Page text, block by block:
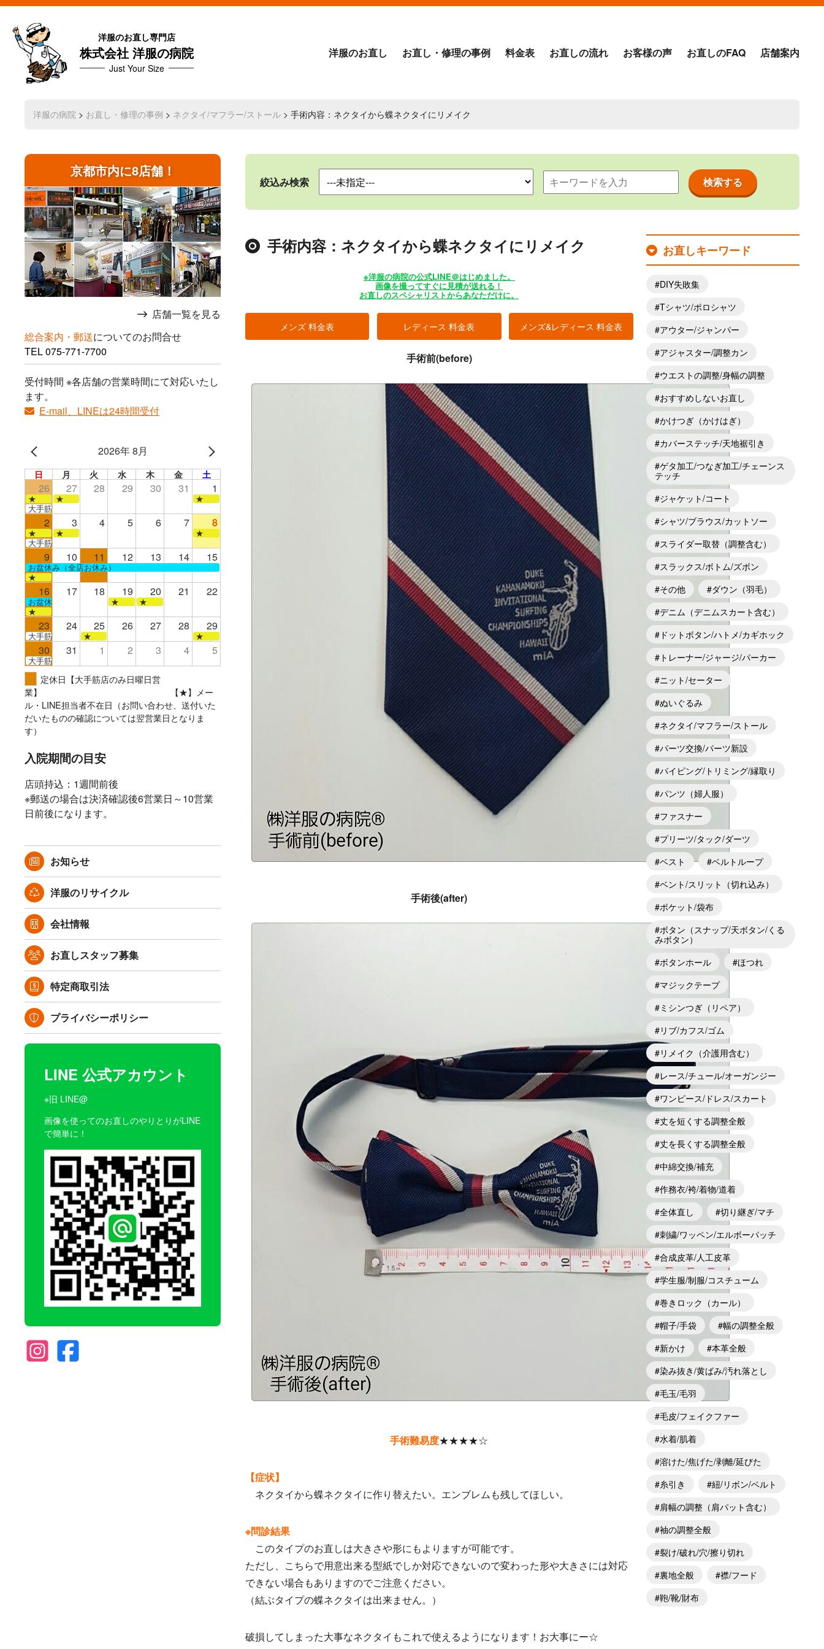
洋服のお直し専門店
株式会社 洋服の病院
Just Your Size
洋服のお直し お直し・修理の事例 料金表 お直しの流れ お客様の声 お直しのFAQ 店舗案内
洋服の病院 > お直し・修理の事例 > ネクタイ/マフラー/ストール > 手術内容：ネクタイから蝶ネクタイにリメイク
京都市内に8店舗！
店舗一覧を見る
総合案内・郵送についてのお問合せ
TEL075-771-7700
受付時間 ※各店舗の営業時間にて対応いたし
ます。
E-mail、LINEは24時間受付
2026年 8月
日 月 火 水 木 金 土
26 27 28 29 30 31 1
★ ★
★
大手筋店のみ営業
2 3 4 5 6 7 8
★ ★
★
大手筋
9 10 11 12 13 14 15
お盆休み（全店お休み）
★
16 17 18 19 20 21 22
お盆休み（全店お休み）★
★
★
23 24 25 26 27 28 29
大手筋 ★ ★
30 31 1 2 3 4 5
大手筋
定休日【大手筋店のみ日曜日営
業】 【★】メー
ル・LINE担当者不在日（お問い合わせ、送付いた
だいたものの確認については翌営業日となりま
す）
入院期間の目安
店頭持込：1週間前後
※郵送の場合は決済確認後6営業日～10営業
日前後になります。
お知らせ
洋服のリサイクル
会社情報
お直しスタッフ募集
特定商取引法
プライバシーポリシー
LINE 公式アカウント
※旧 LINE@
画像を使ってのお直しのやりとりがLINE
で簡単に！
絞込み検索
手術内容：ネクタイから蝶ネクタイにリメイク
※洋服の病院の公式LINE＠はじめました。
画像を撮ってすぐに見積が送れる！
お直しのスペシャリストからあなただけに。
メンズ 料金表 レディース 料金表 メンズ&レディース 料金表
手術前(before)
手術後(after)
手術難易度★★★★☆
【症状】
ネクタイから蝶ネクタイに作り替えたい。エンブレムも残してほしい。
※問診結果
このタイプのお直しは大きさや形にもよりますが可能です。
ただし、こちらで用意出来る型紙でしか対応できないので変わった形や大きさには対応
できない場合もありますのでご注意ください。
（結ぶタイプの蝶ネクタイは出来ません。）
破損してしまった大事なネクタイもこれで使えるようになります！お大事にー☆
お直しキーワード
DIY失敗集
Tシャツ/ポロシャツ
アウター/ジャンパー
アジャスター/調整カン
ウエストの調整/身幅の調整
おすすめしないお直し
かけつぎ（かけはぎ）
カバーステッチ/天地裾引き
ゲタ加工/つなぎ加工/チェーンス
テッチ
ジャケット/コート
シャツ/ブラウス/カットソー
スライダー取替（調整含む）
スラックス/ボトム/ズボン
その他
ダウン（羽毛）
デニム（デニムスカート含む）
ドットボタン/ハトメ/カギホック
トレーナー/ジャージ/パーカー
ニット/セーター
ぬいぐるみ
ネクタイ/マフラー/ストール
パーツ交換/パーツ新設
パイピング/トリミング/縁取り
パンツ（婦人服）
ファスナー
プリーツ/タック/ダーツ
ベスト
ベルトループ
ベント/スリット（切れ込み）
ポケット/袋布
ボタン（スナップ/天ボタン/くる
みボタン）
ボタンホール
ほつれ
マジックテープ
ミシンつぎ（リペア）
リブ/カフス/ゴム
リメイク（介護用含む）
レース/チュール/オーガンジー
ワンピース/ドレス/スカート
丈を短くする調整全般
丈を長くする調整全般
中綿交換/補充
作務衣/袴/着物/道着
全体直し
切り継ぎ/マチ
刺繍/ワッペン/エルボーパッチ
合成皮革/人工皮革
学生服/制服/コスチューム
巻きロック（カール）
帽子/手袋
幅の調整全般
新かけ
本革全般
染み抜き/黄ばみ/汚れ落とし
毛玉/毛羽
毛皮/フェイクファー
水着/肌着
溶けた/焦げた/剥離/延びた
糸引き
紐/リボン/ベルト
肩幅の調整（肩パット含む）
袖の調整全般
裂け/破れ/穴/擦り切れ
裏地全般
襟/フード
鞄/靴/財布